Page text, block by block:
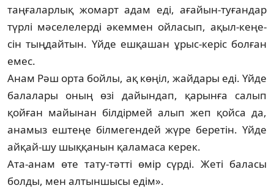
таңғаларлық жомарт адам еді, ағайын-туғандар
түрлі мәселелерді әкеммен ойласып, ақыл-кеңе­
сін тыңдайтын. Үйде ешқашан ұрыс-керіс болған
емес.
Анам Рәш орта бойлы, ақ көңіл, жай­дары еді. Үйде
балалары оның өзі дайындап, қарынға салып
қойған майынан білдірмей алып жеп қойса да,
анамыз ештеңе біл­ме­гендей жүре беретін. Үйде
айқай-шу шық­қанын қаламаса керек.
Ата-анам өте тату-тәтті өмір сүрді. Жеті ба­ласы
болды, мен алтыншысы едім».